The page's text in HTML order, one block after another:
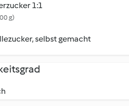
1:1
g)
selbst gemacht